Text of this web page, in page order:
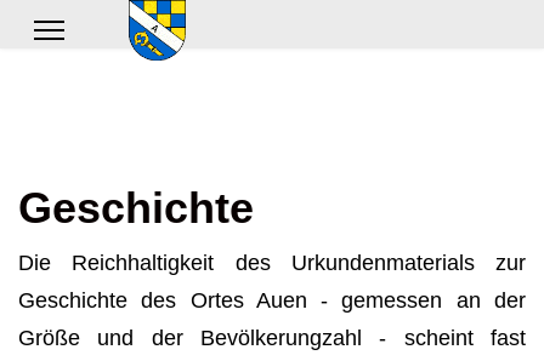
Geschichte
Die Reichhaltigkeit des Urkundenmaterials zur
Geschichte des Ortes Auen - gemessen an der
Größe und der Bevölkerungzahl - scheint fast